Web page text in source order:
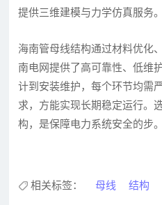
提供三维建模与力学仿真服务。
海南管母线结构通过材料优化
南电网提供了高可靠性、低维
计到安装维护，每个环节均需
求，方能实现长期稳定运行。
构，是保障电力系统安全的步。
相关标签： 母线 结构